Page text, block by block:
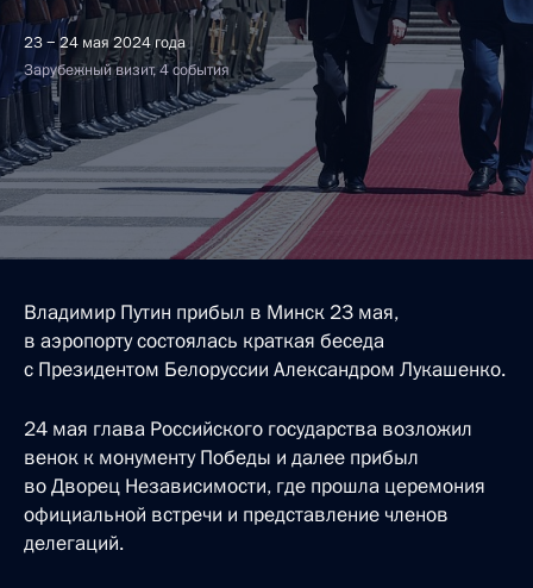
23 − 24 мая 2024 года
Зарубежный визит, 4 события
Владимир Путин прибыл в Минск 23 мая,
в аэропорту состоялась краткая беседа
с Президентом Белоруссии Александром Лукашенко.
24 мая глава Российского государства возложил
венок к монументу Победы и далее прибыл
во Дворец Независимости, где прошла церемония
официальной встречи и представление членов
делегаций.